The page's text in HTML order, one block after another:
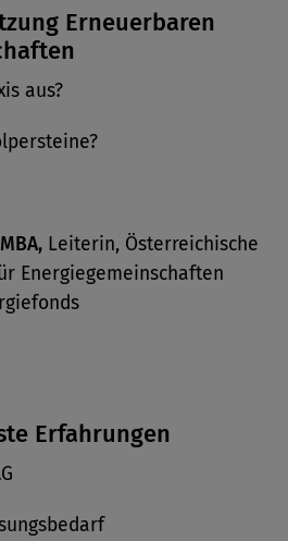
Erneuerbaren
aus?
Leiterin, Österreichische
Energiegemeinschaften
Erfahrungen